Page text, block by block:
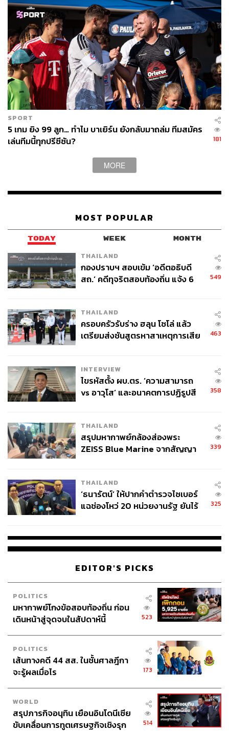
SPORT
5 เกม ยิง 99 ลูก… ทำไม บาเยิร์น ยังกลับมาถล่ม ทีมสมัคร
เล่นทีมนี้ทุกปรีซีซัน?
181
MORE
MOST POPULAR
TODAY WEEK MONTH
THAILAND
กองปราบฯ สอบเข้ม ‘อดีตอธิบดี
สถ.’ คดีทุจริตสอบท้องถิ่น แจ้ง 6
549
THAILAND
ครอบครัวรับร่าง ฮลุน โซโล่ แล้ว
เตรียมส่งชันสูตรหาสาเหตุการเสีย
463
INTERVIEW
ไขรหัสตั้ง ผบ.ตร. ‘ความสามารถ
vs อาวุโส’ และอนาคตการปฏิรูปสี
358
THAILAND
สรุปมหากาพย์กล้องส่องพระ
ZEISS Blue Marine จากสัญญา
จ่ายหนี้-แอบระบุแบรนด์
339
THAILAND
‘ธนารัตน์’ ให้ปากคำตำรวจไซเบอร์
แฉช่องโหว่ 20 หน่วยงานรัฐ ยันไร้
325
EDITOR'S PICKS
POLITICS
มหากาพย์โกงข้อสอบท้องถิ่น ก่อน
เดินหน้าสู่จุดจบในสัปดาห์นี้
523
POLITICS
เส้นทางคดี 44 สส. ในชั้นศาลฎีกา
จะรู้ผลเมื่อไร
173
WORLD
สรุปภารกิจอนุทิน เยือนอินโดนีเซีย
ขับเคลื่อนการทูตเศรษฐกิจเชิงรุก
514